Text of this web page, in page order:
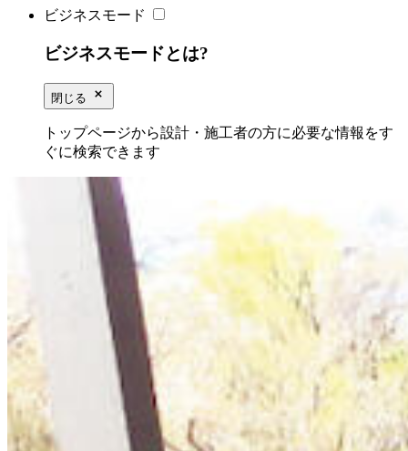
ビジネスモード
ビジネスモードとは?
閉じる close_small
トップページから設計・施工者の方に必要な情報をす
ぐに検索できます